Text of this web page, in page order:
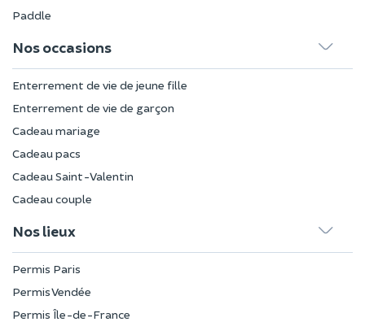
Paddle
Nos occasions
Enterrement de vie de jeune fille
Enterrement de vie de garçon
Cadeau mariage
Cadeau pacs
Cadeau Saint-Valentin
Cadeau couple
Nos lieux
Permis Paris
Permis Vendée
Permis Île-de-France